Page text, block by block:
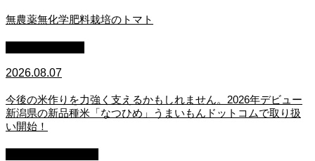
無農薬無化学肥料栽培のトマト
2026.08.07
今後の米作りを力強く支えるかもしれません。2026年デビュー
新潟県の新品種米「なつひめ」うまいもんドットコムで取り扱
い開始！